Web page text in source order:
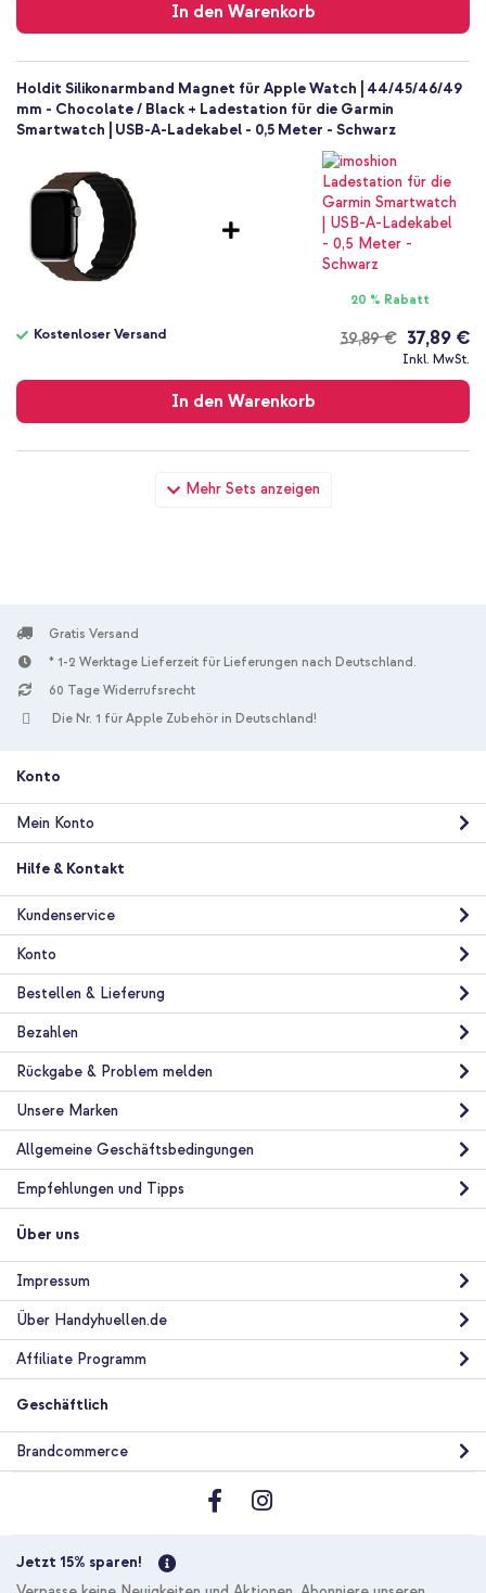
Mehr Sets anzeigen
In den Warenkorb
Holdit Silikonarmband Magnet für Apple Watch | 44/45/46/49
mm - Chocolate / Black + Ladestation für die Garmin
Smartwatch | USB-A-Ladekabel - 0,5 Meter - Schwarz
20 % Rabatt
39,89 €
Kostenloser Versand 37,89 €
Inkl. MwSt.
In den Warenkorb
Versand
Holdit Silikonarmband Magnet für Apple Watch | 44/45/46/49
mm - Chocolate / Black + Wandladegerät - Ladegerät - USB-C-
Kostenloser Versand
Versand
Gratis Versand
* 1-2 Werktage Lieferzeit für Lieferungen nach Deutschland.
60 Tage Widerrufsrecht
Die Nr. 1 für Apple Zubehör in Deutschland!
Konto
Mein Konto
Hilfe & Kontakt
Kundenservice
Konto
Bestellen & Lieferung
Bezahlen
Rückgabe & Problem melden
Unsere Marken
Allgemeine Geschäftsbedingungen
Empfehlungen und Tipps
Über uns
Impressum
Über Handyhuellen.de
Affiliate Programm
Geschäftlich
Brandcommerce
Jetzt 15% sparen!